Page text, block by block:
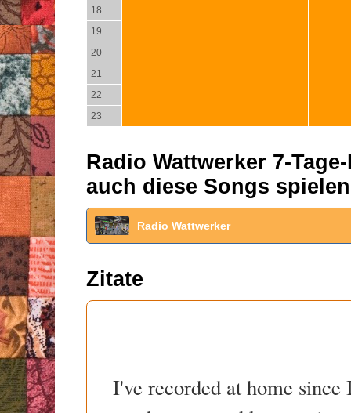
18
19
20
21
22
23
Radio Wattwerker 7-
auch diese Songs spielen
Radio Wattwerker
Zitate
I've recorded at home